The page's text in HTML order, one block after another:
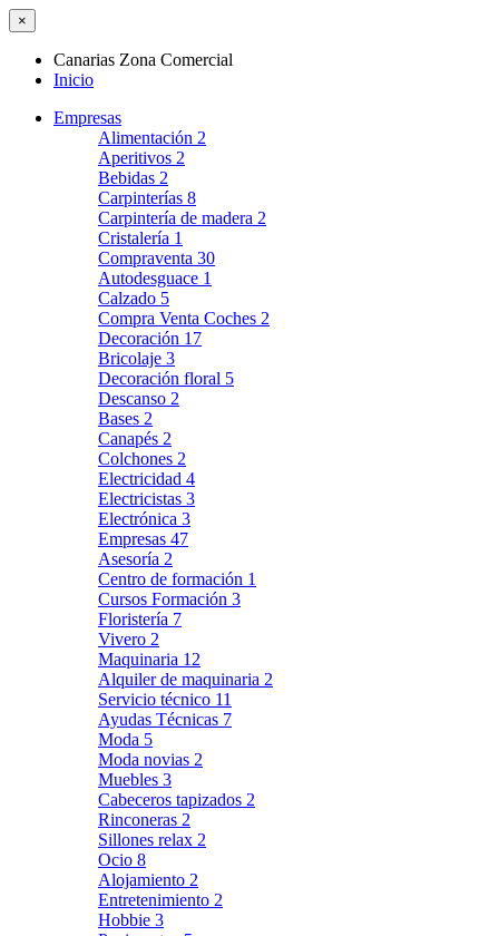
×
Canarias Zona Comercial
Inicio
Empresas
Alimentación 2
Aperitivos 2
Bebidas 2
Carpinterías 8
Carpintería de madera 2
Cristalería 1
Compraventa 30
Autodesguace 1
Calzado 5
Compra Venta Coches 2
Decoración 17
Bricolaje 3
Decoración floral 5
Descanso 2
Bases 2
Canapés 2
Colchones 2
Electricidad 4
Electricistas 3
Electrónica 3
Empresas 47
Asesoría 2
Centro de formación 1
Cursos Formación 3
Floristería 7
Vivero 2
Maquinaria 12
Alquiler de maquinaria 2
Servicio técnico 11
Ayudas Técnicas 7
Moda 5
Moda novias 2
Muebles 3
Cabeceros tapizados 2
Rinconeras 2
Sillones relax 2
Ocio 8
Alojamiento 2
Entretenimiento 2
Hobbie 3